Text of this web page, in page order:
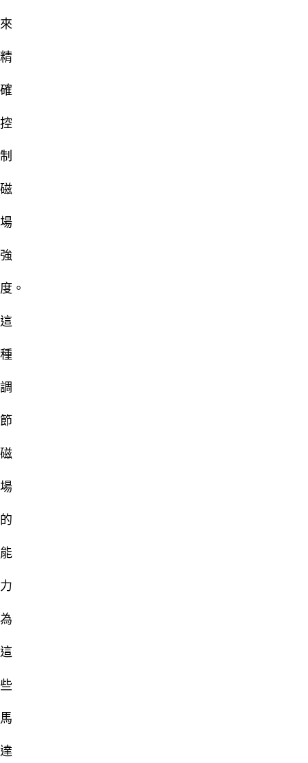
來
精
確
控
制
磁
場
強
度。
這
種
調
節
磁
場
的
能
力
為
這
些
馬
達